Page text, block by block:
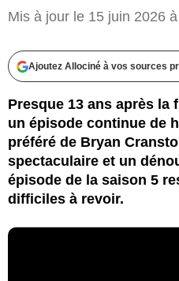
Mis à jour le 15 juin 2026
Ajoutez Allociné à vos sources
Presque 13 ans après la
un épisode continue de
préféré de Bryan
spectaculaire et un
épisode de la saison 5
difficiles à revoir.